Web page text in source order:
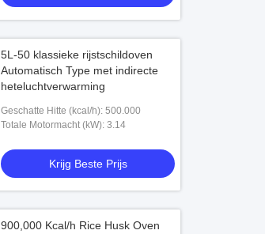
5L-50 klassieke rijstschildoven
Automatisch Type met indirecte
heteluchtverwarming
Geschatte Hitte (kcal/h): 500.000
Totale Motormacht (kW): 3.14
Krijg Beste Prijs
900,000 Kcal/h Rice Husk Oven